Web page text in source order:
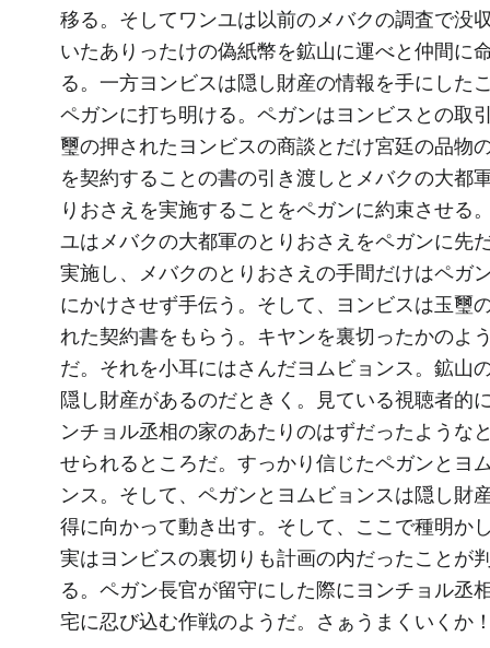
移る。そしてワンユは以前のメバクの調査で没
いたありったけの偽紙幣を鉱山に運べと仲間に
る。一方ヨンビスは隠し財産の情報を手にした
ペガンに打ち明ける。ペガンはヨンビスとの取
璽の押されたヨンビスの商談とだけ宮廷の品物
を契約することの書の引き渡しとメバクの大都
りおさえを実施することをペガンに約束させる
ユはメバクの大都軍のとりおさえをペガンに先
実施し、メバクのとりおさえの手間だけはペガ
にかけさせず手伝う。そして、ヨンビスは玉璽
れた契約書をもらう。キヤンを裏切ったかのよ
だ。それを小耳にはさんだヨムビョンス。鉱山
隠し財産があるのだときく。見ている視聴者的
ンチョル丞相の家のあたりのはずだったような
せられるところだ。すっかり信じたペガンとヨ
ンス。そして、ペガンとヨムビョンスは隠し財
得に向かって動き出す。そして、ここで種明か
実はヨンビスの裏切りも計画の内だったことが
る。ペガン長官が留守にした際にヨンチョル丞
宅に忍び込む作戦のようだ。さぁうまくいくか